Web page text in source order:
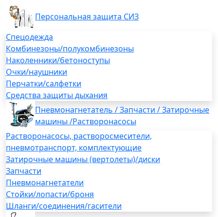
Персональная защита СИЗ
Спецодежда
Комбинезоны/полукомбинезоны
Наколенники/бетоноступы
Очки/наушники
Перчатки/салфетки
Средства защиты дыхания
Пневмонагнетатель / Запчасти / Затирочные
машины /Растворонасосы
Растворонасосы, растворосмесители,
пневмотранспорт, комплектующие
Затирочные машины (вертолеты)/диски
Запчасти
Пневмонагнетатели
Стойки/лопасти/броня
Шланги/соединения/гасители